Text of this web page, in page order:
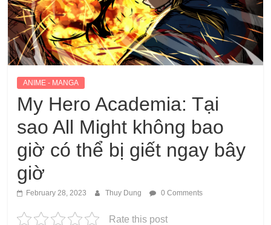
ANIME - MANGA
My Hero Academia: Tại
sao All Might không bao
giờ có thể bị giết ngay bây
giờ
February 28, 2023 Thuy Dung 0 Comments
Rate this post